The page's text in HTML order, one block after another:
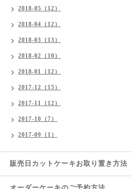
2018-05（12）
2018-04（12）
2018-03（13）
2018-02（10）
2018-01（12）
2017-12（15）
2017-11（12）
2017-10（7）
2017-09（1）
販売日カットケーキお取り置き方法